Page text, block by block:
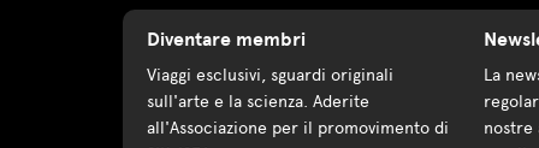
Diventare membri
Viaggi esclusivi, sguardi originali
sull'arte e la scienza. Aderite
all'Associazione per il promovimento di
La
nostre